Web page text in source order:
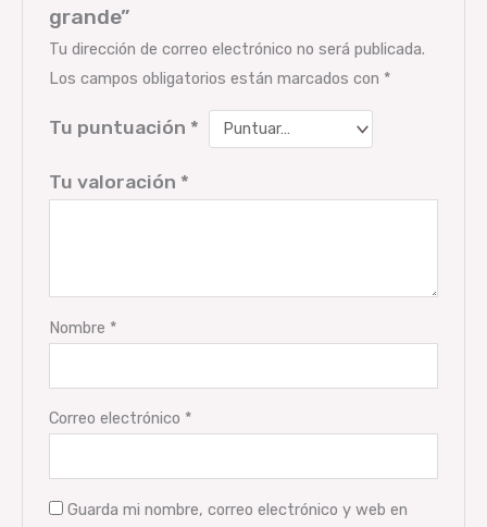
grande”
Tu dirección de correo electrónico no será publicada.
Los campos obligatorios están marcados con *
Tu puntuación *
Tu valoración *
Nombre *
Correo electrónico *
Guarda mi nombre, correo electrónico y web en